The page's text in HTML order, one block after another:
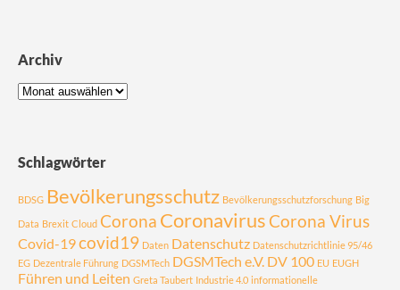
Archiv
Schlagwörter
BDSG Bevölkerungsschutz Bevölkerungsschutzforschung Big
Data Brexit Cloud Corona Coronavirus Corona Virus
Covid-19covid19 Daten Datenschutz Datenschutzrichtlinie 95/46
EG Dezentrale Führung DGSMTech DGSMTech e.V. DV 100 EU EUGH
Führen und Leiten Greta Taubert Industrie 4.0 informationelle